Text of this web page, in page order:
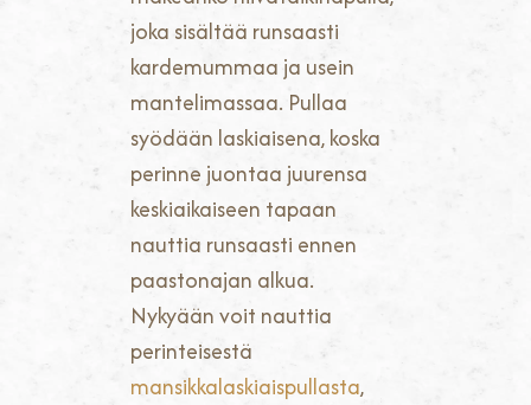
joka sisältää runsaasti
kardemummaa ja usein
mantelimassaa. Pullaa
syödään laskiaisena, koska
perinne juontaa juurensa
keskiaikaiseen tapaan
nauttia runsaasti ennen
paastonajan alkua.
Nykyään voit nauttia
perinteisestä
mansikkalaskiaispullasta,